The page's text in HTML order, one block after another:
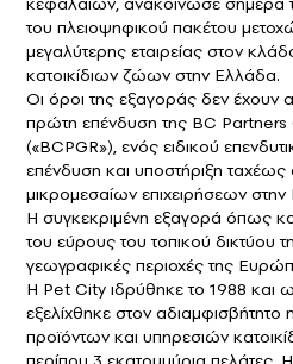
του πλειοψηφικού πακέτου
μεγαλύτερης εταιρείας στον
κατοικίδιων ζώων στην Ελλάδα.
Οι όροι της εξαγοράς δεν έχουν
πρώτη επένδυση της BC
(«BCPGR»), ενός ειδικού
επένδυση και υποστήριξη
μικρομεσαίων επιχειρήσεων
Η συγκεκριμένη εξαγορά όπως και
του εύρους του τοπικού δικτύου
γεωγραφικές περιοχές της
H Pet City ιδρύθηκε το 1988 και
εξελίχθηκε στον αδιαμφισβήτητο
προϊόντων και υπηρεσιών